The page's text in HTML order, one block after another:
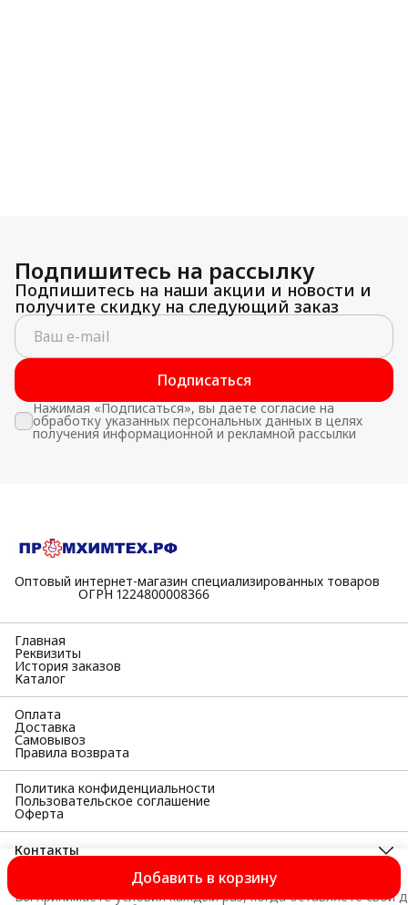
Добавить в корзину
Подпишитесь на рассылку
Подпишитесь на наши акции и новости и
получите скидку на следующий заказ
Подписаться
Нажимая «Подписаться», вы даете согласие на
обработку указанных персональных данных в целях
получения информационной и рекламной рассылки
Оптовый интернет-магазин специализированных товаров
⠀⠀⠀⠀⠀⠀⠀ОГРН 1224800008366
Главная
Реквизиты
История заказов
Каталог
Оплата
Доставка
Самовывоз
Правила возврата
Политика конфиденциальности
Пользовательское соглашение
Оферта
Контакты
398055, Липецкая область, г Липецк, Московская ул, д. 38а,
офис 33
Вы принимаете условия каждый раз, когда оставляете